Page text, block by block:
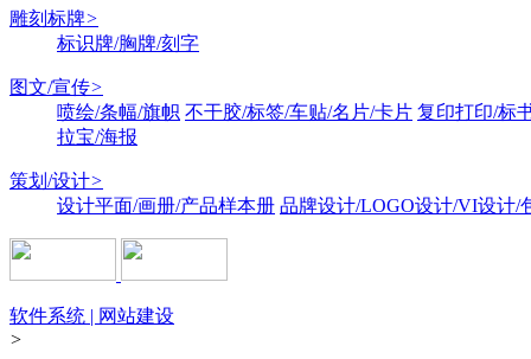
雕刻标牌>
标识牌/胸牌/刻字
图文/宣传>
喷绘/条幅/旗帜 不干胶/标签/车贴/名片/卡片 复印打印/标
拉宝/海报
策划/设计>
设计平面/画册/产品样本册 品牌设计/LOGO设计/VI设计/
软件系统 | 网站建设
>